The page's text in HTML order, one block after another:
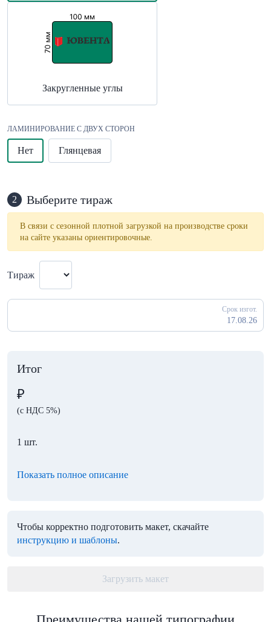
Закругленные углы
ЛАМИНИРОВАНИЕ С ДВУХ СТОРОН
Нет Глянцевая
2 Выберите тираж
В связи с сезонной плотной загрузкой на производстве сроки
на сайте указаны ориентировочные.
Тираж
Срок изгот.
17.08.26
Итог
₽
(с НДС 5%)
1 шт.
Показать полное описание
Чтобы корректно подготовить макет, скачайте
инструкцию и шаблоны.
Загрузить макет